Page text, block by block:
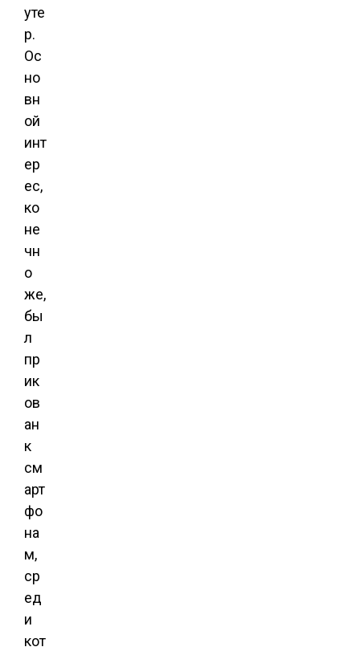
уте
р.
Ос
но
вн
ой
инт
ер
ес,
ко
не
чн
о
же,
бы
л
пр
ик
ов
ан
к
см
арт
фо
на
м,
ср
ед
и
кот